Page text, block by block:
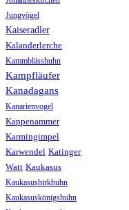
Jungvögel
Kaiseradler
Kalanderlerche
Kammblässhuhn
Kampfläufer
Kanadagans
Kanarienvogel
Kappenammer
Karmingimpel
Karwendel Katinger
Watt Kaukasus
Kaukasusbirkhuhn
Kaukasuskönigshuhn